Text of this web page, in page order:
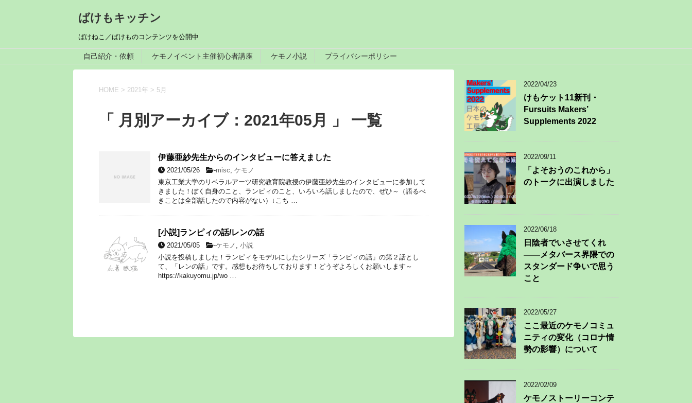
ばけもキッチン
ばけねこ／ばけものコンテンツを公開中
自己紹介・依頼 ケモノイベント主催初心者講座 ケモノ小説 プライバシーポリシー
HOME > 2021年 > 5月
「 月別アーカイブ：2021年05月 」 一覧
伊藤亜紗先生からのインタビューに答えました
2021/05/26 -misc, ケモノ
東京工業大学のリベラルアーツ研究教育院教授の伊藤亜紗先生のインタビューに参加して
きました！ぼく自身のこと、ランピィのこと、いろいろ話しましたので、ぜひ～（語るべ
きことは全部話したので内容がない）↓こち …
[小説]ランピィの話/レンの話
2021/05/05 -ケモノ , 小説
小説を投稿しました！ランピィをモデルにしたシリーズ「ランピィの話」の第２話とし
て、「レンの話」です。感想もお待ちしております！どうぞよろしくお願いします～
https://kakuyomu.jp/wo …
2022/04/23
けもケット11新刊・
Fursuits Makers’
Supplements 2022
2022/09/11
「よそおうのこれから」
のトークに出演しました
2022/06/18
日陰者でいさせてくれ
——メタバース界隈での
スタンダード争いで思う
こと
2022/05/27
ここ最近のケモノコミュ
ニティの変化（コロナ情
勢の影響）について
2022/02/09
ケモノストーリーコンテ